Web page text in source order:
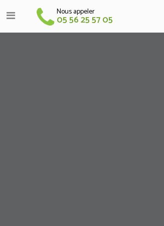
Nous appeler
05 56 25 57 05